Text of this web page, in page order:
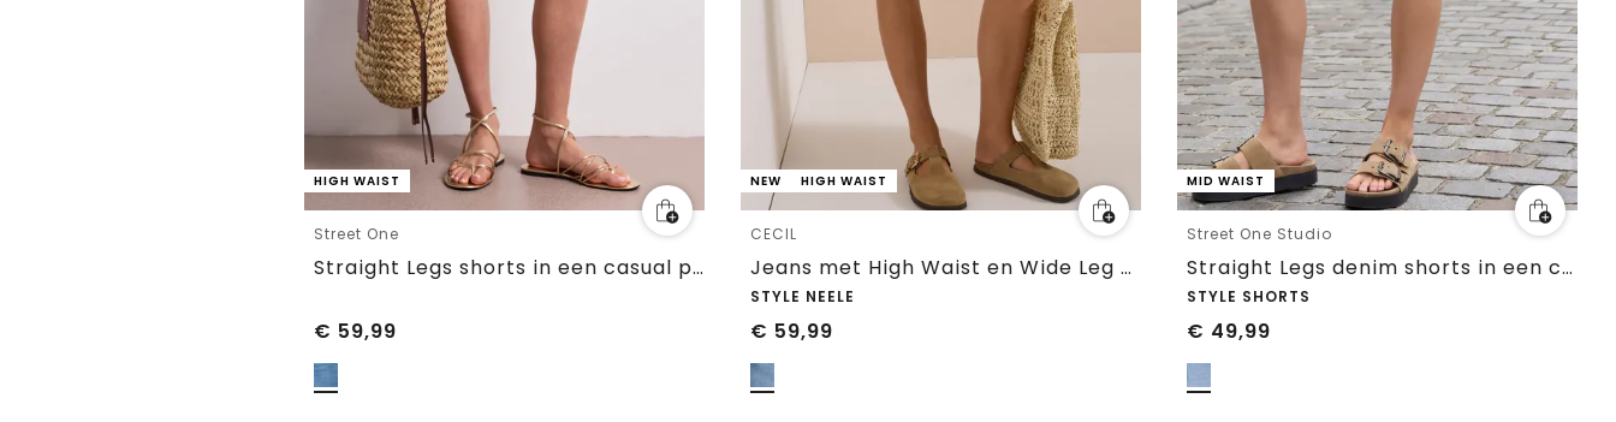
HIGH WAIST
Street One
Straight Legs shorts in een casual pasvorm
€ 59,99
NEW HIGH WAIST
CECIL
Jeans met High Waist en Wide Leg pijpen in een Loose Fit pasvorm
STYLE NEELE
€ 59,99
MID WAIST
Street One Studio
Straight Legs denim shorts in een casual pasvorm
STYLE SHORTS
€ 49,99